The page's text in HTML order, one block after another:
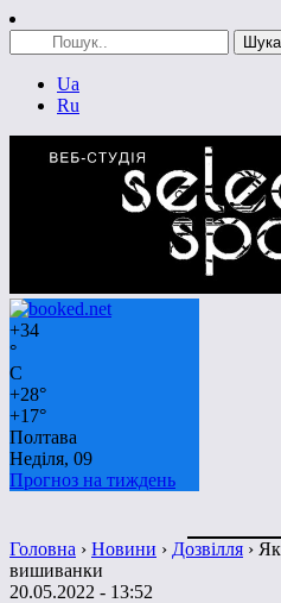
Ua
Ru
+34
°
C
+28°
+17°
Полтава
Неділя, 09
Прогноз на тиждень
Головна › Новини › Дозвілля ›
вишиванки
20.05.2022 - 13:52